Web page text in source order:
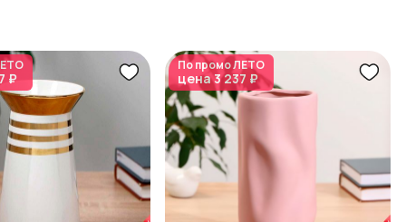
₽
По промоЛЕТО
цена3 237 ₽